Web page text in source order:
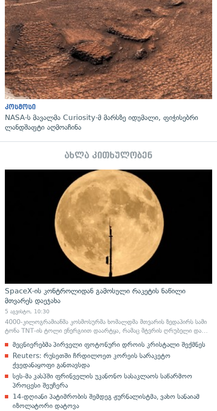
კოსმოსი
NASA-ს მავალმა Curiosity-მ მარსზე იდუმალი, ფიჭისებრი
ლანდშაფტი აღმოაჩინა
ახლა კითხულობენ
SpaceX-ის კონტროლიდან გამოსული რაკეტის ნაწილი
მთვარეს დაეჯახა
5 აგვისტო, 10:30
4000-კილოგრამიანმა კოსმოსურმა ხომალდმა მთვარის ზედაპირს სამი
ტონა TNT-ის ტოლი ენერგიით დაარტყა, რამაც მტვრის ღრუბელი და…
მეცნიერებმა პირველი ფოტონური დროის კრისტალი შექმნეს
Reuters: რუსეთში ჩრდილოეთ კორეის სარაკეტო
ქვედანაყოფი განთავსდა
სეს-მა კასპში ფრინველის უკანონო სასაკლაოს საწარმოო
პროცესი შეუჩერა
14-დღიანი პატიმრობის შემდეგ ჟურნალისტმა, ვახო სანაიამ
იზოლატორი დატოვა